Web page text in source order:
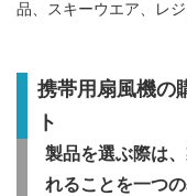
品、スキーウエア、レ
携帯用扇風機の
ト
製品を選ぶ際は
れることを一つ